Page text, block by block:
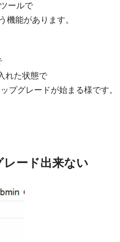
ールで
機能があります。
れた状態で
プグレードが始まる様です。
ード出来ない